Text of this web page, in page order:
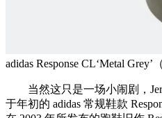
adidas Response CL‘Metal Grey’
当然这只是一场小闹剧，
于年初的 adidas 常规鞋款